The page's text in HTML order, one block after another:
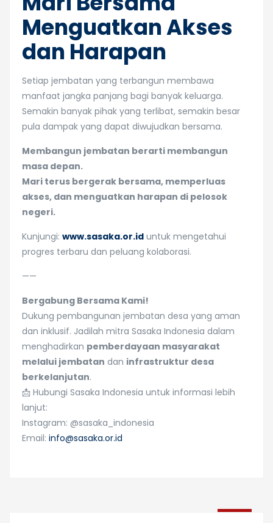
Menguatkan Akses
dan Harapan
Setiap jembatan yang terbangun membawa
manfaat jangka panjang bagi banyak keluarga.
Semakin banyak pihak yang terlibat, semakin besar
pula dampak yang dapat diwujudkan bersama.
Membangun jembatan berarti membangun
masa depan.
Mari terus bergerak bersama, memperluas
akses, dan menguatkan harapan di pelosok
negeri.
Kunjungi: www.sasaka.or.id untuk mengetahui
progres terbaru dan peluang kolaborasi.
——
Bergabung Bersama Kami!
Dukung pembangunan jembatan desa yang aman
dan inklusif. Jadilah mitra Sasaka Indonesia dalam
menghadirkan pemberdayaan masyarakat
melalui jembatan dan infrastruktur desa
berkelanjutan.
📩 Hubungi Sasaka Indonesia untuk informasi lebih
lanjut:
Instagram: @sasaka_indonesia
Email: info@sasaka.or.id